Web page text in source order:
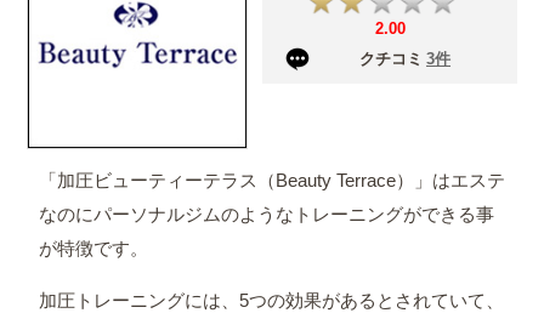
2.00
クチコミ 3件
「加圧ビューティーテラス（Beauty Terrace）」はエステ
なのにパーソナルジムのようなトレーニングができる事
が特徴です。
加圧トレーニングには、5つの効果があるとされていて、